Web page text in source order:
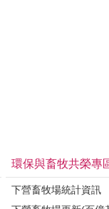
環保與畜牧共榮專
下營畜牧場統計資訊